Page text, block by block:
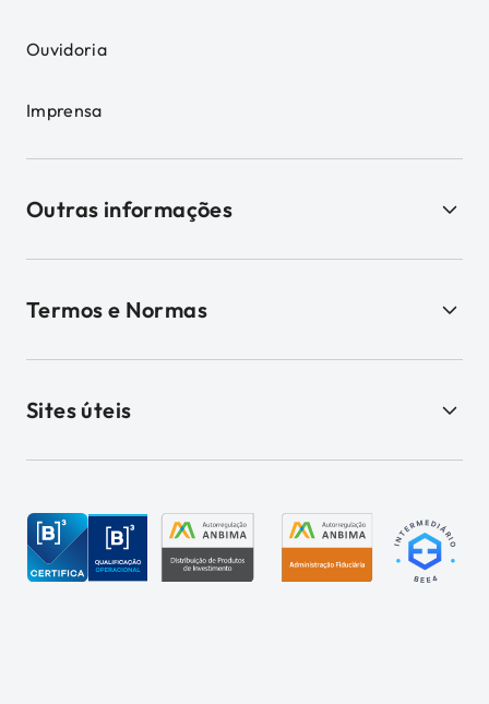
Ouvidoria
Imprensa
Outras informações
Termos e Normas
Sites úteis